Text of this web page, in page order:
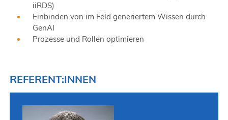
iiRDS)
Einbinden von im Feld generiertem Wissen durch
GenAI
Prozesse und Rollen optimieren
REFERENT:INNEN